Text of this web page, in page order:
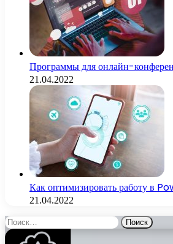
Программы для онлайн-
21.04.2022
Как оптимизировать работу в
21.04.2022
Найти: